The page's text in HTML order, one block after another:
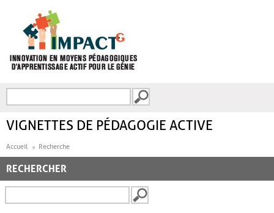
FORMULAIRE DE
VIGNETTES DE PÉDAGOGIE ACTIVE
Accueil Recherche
RECHERCHER